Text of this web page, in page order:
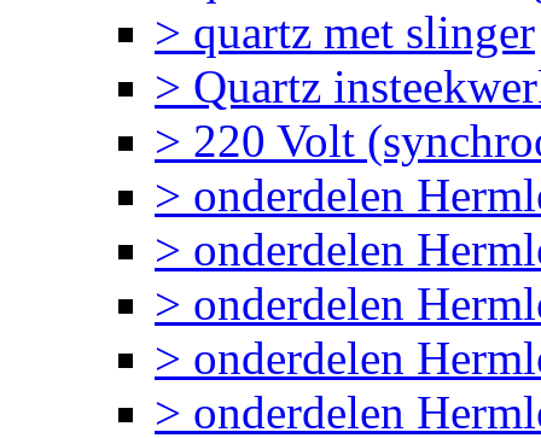
> quartz met slinger
> Quartz
> 220 Volt
> onderdelen
> onderdelen
> onderdelen
> onderdelen
> onderdelen